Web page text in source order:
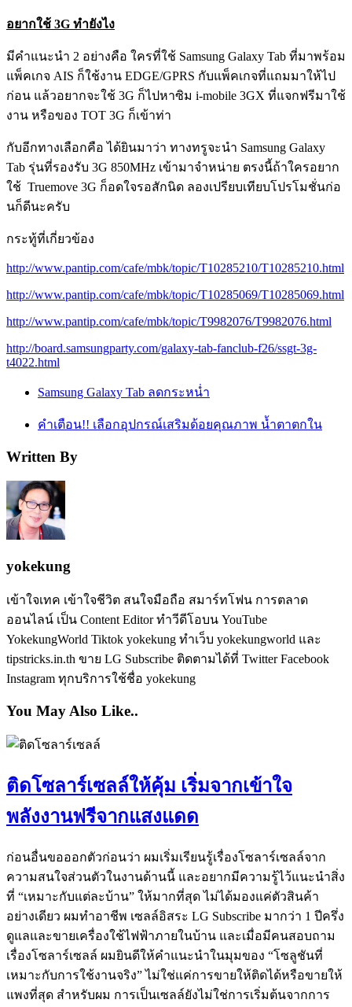
อยากใช้ 3G ทำยังไง
มีคำแนะนำ 2 อย่างคือ ใครที่ใช้ Samsung Galaxy Tab ที่มาพร้อม
แพ็คเกจ AIS ก็ใช้งาน EDGE/GPRS กับแพ็คเกจที่แถมมาให้ไป
ก่อน แล้วอยากจะใช้ 3G ก็ไปหาซิม i-mobile 3GX ที่แจกฟรีมาใช้
งาน หรือของ TOT 3G ก็เข้าท่า
กับอีกทางเลือกคือ ได้ยินมาว่า ทางทรูจะนำ Samsung Galaxy
Tab รุ่นที่รองรับ 3G 850MHz เข้ามาจำหน่าย ตรงนี้ถ้าใครอยาก
ใช้ Truemove 3G ก็อดใจรอสักนิด ลองเปรียบเทียบโปรโมชั่นก่อ
นก็ดีนะครับ
กระทู้ที่เกี่ยวข้อง
http://www.pantip.com/cafe/mbk/topic/T10285210/T10285210.html
http://www.pantip.com/cafe/mbk/topic/T10285069/T10285069.html
http://www.pantip.com/cafe/mbk/topic/T9982076/T9982076.html
http://board.samsungparty.com/galaxy-tab-fanclub-f26/ssgt-3g-
t4022.html
Samsung Galaxy Tab ลดกระหน่ำ
คำเตือน!! เลือกอุปกรณ์เสริมด้อยคุณภาพ น้ำตาตกใน
Written By
yokekung
เข้าใจเทค เข้าใจชีวิต สนใจมือถือ สมาร์ทโฟน การตลาด
ออนไลน์ เป็น Content Editor ทำวีดีโอบน YouTube
YokekungWorld Tiktok yokekung ทำเว็บ yokekungworld และ
tipstricks.in.th ขาย LG Subscribe ติดตามได้ที่ Twitter Facebook
Instagram ทุกบริการใช้ชื่อ yokekung
You May Also Like..
ติดโซลาร์เซลล์ให้คุ้ม เริ่มจากเข้าใจ
พลังงานฟรีจากแสงแดด
ก่อนอื่นขอออกตัวก่อนว่า ผมเริ่มเรียนรู้เรื่องโซลาร์เซลล์จาก
ความสนใจส่วนตัวในงานด้านนี้ และอยากมีความรู้ไว้แนะนำสิ่ง
ที่ “เหมาะกับแต่ละบ้าน” ให้มากที่สุด ไม่ได้มองแค่ตัวสินค้า
อย่างเดียว ผมทำอาชีพ เซลล์อิสระ LG Subscribe มากว่า 1 ปีครึ่ง
ดูแลและขายเครื่องใช้ไฟฟ้าภายในบ้าน และเมื่อมีคนสอบถาม
เรื่องโซลาร์เซลล์ ผมยินดีให้คำแนะนำในมุมของ “โซลูชันที่
เหมาะกับการใช้งานจริง” ไม่ใช่แค่การขายให้ติดได้หรือขายให้
แพงที่สุด สำหรับผม การเป็นเซลล์ยังไม่ใช่การเริ่มต้นจากการ